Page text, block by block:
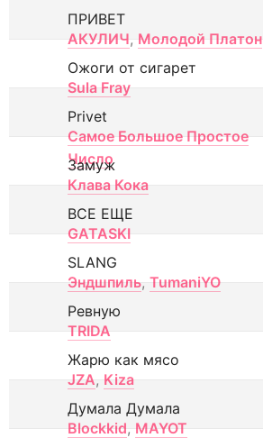
ПРИВЕТ
АКУЛИЧ, Молодой Платон
Ожоги от сигарет
Sula Fray
Privet
Самое Большое Простое
Число
Замуж
Клава Кока
ВСЕ ЕЩЕ
GATASKI
SLANG
Эндшпиль, TumaniYO
Ревную
TRIDA
Жарю как мясо
JZA, Kiza
Думала Думала
Blockkid, MAYOT